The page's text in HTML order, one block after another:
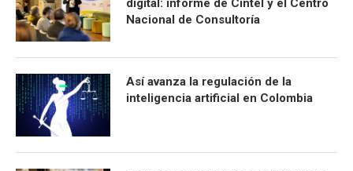
digital: informe de Cintel y el Centro
Nacional de Consultoría
Así avanza la regulación de la
inteligencia artificial en Colombia